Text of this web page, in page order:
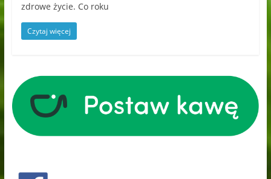
zdrowe życie. Co roku
Czytaj więcej